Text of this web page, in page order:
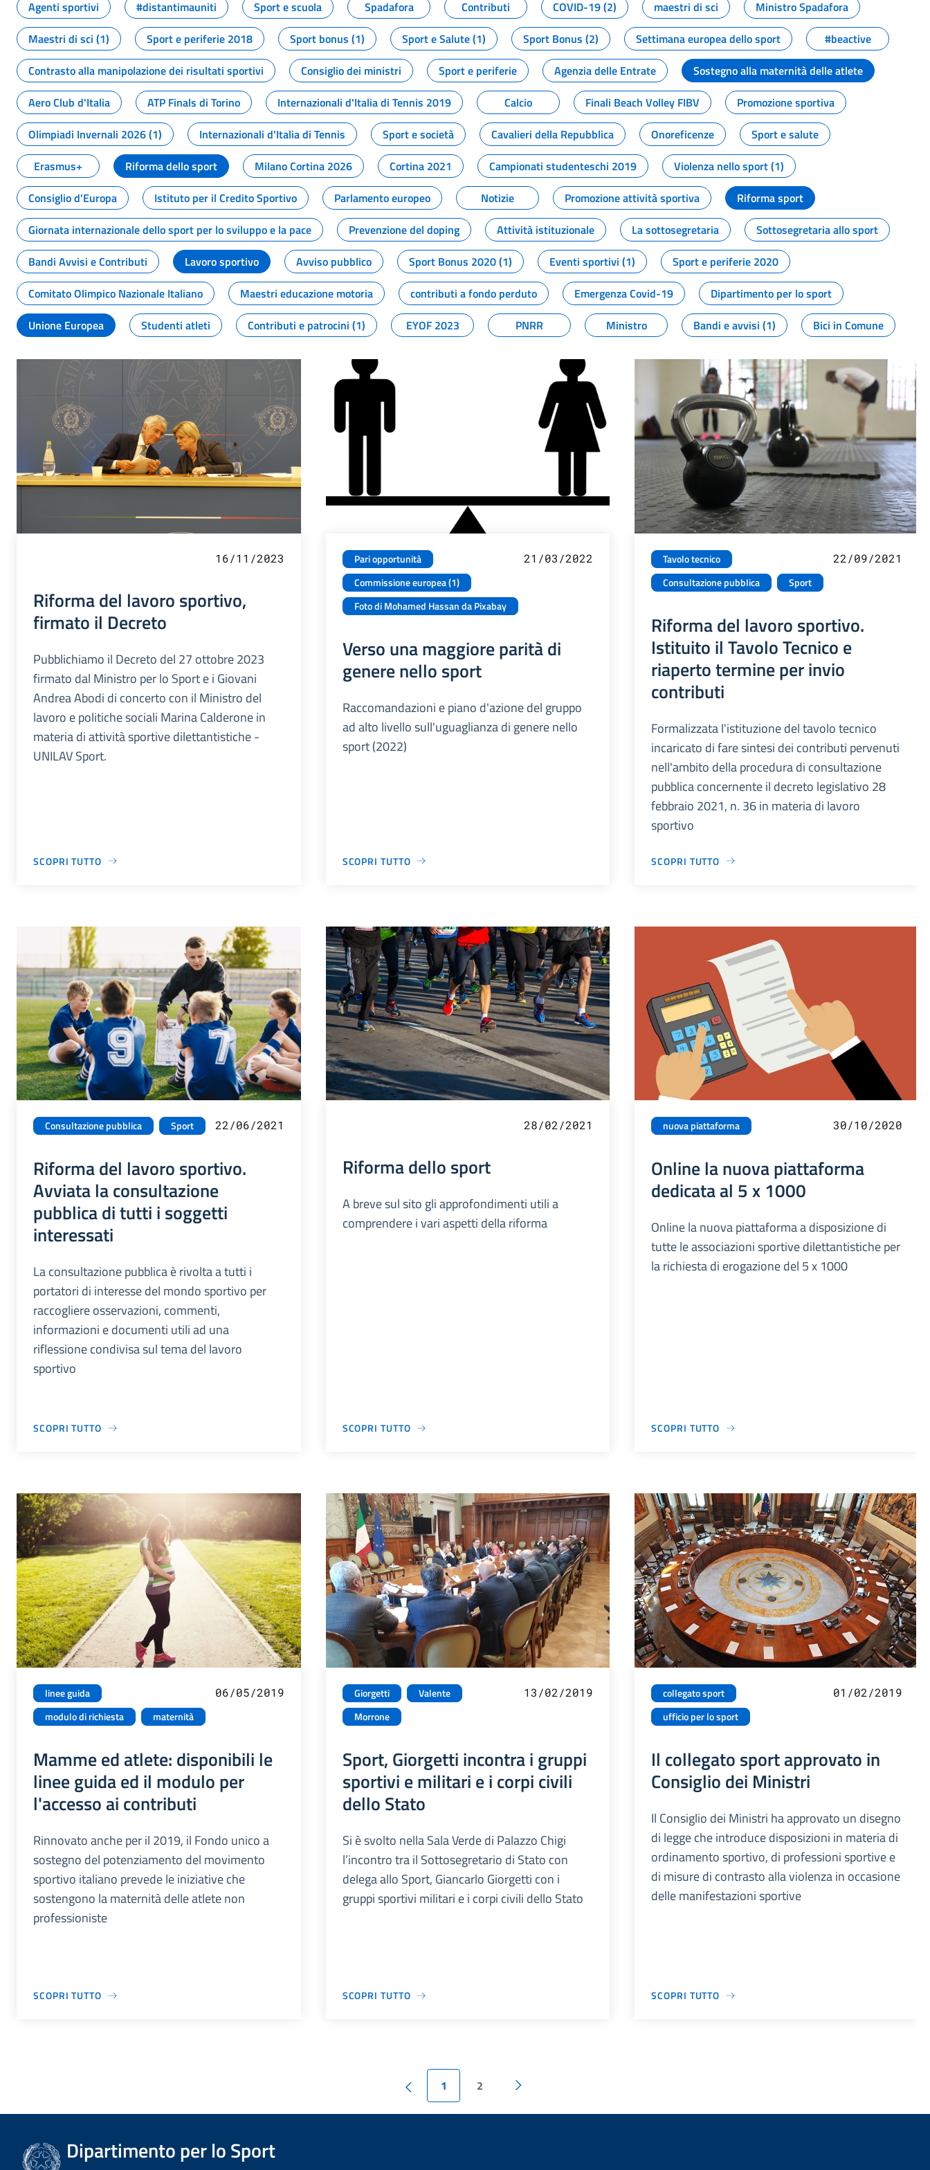
Agenti sportivi
#distantimauniti Sport e scuola Spadafora Contributi COVID-19 (2) maestri di sci
Ministro Spadafora
Maestri di sci (1)
Sport e periferie 2018 Sport bonus (1) Sport e Salute (1) Sport Bonus (2) Settimana europea dello sport
#beactive
Contrasto alla manipolazione dei risultati sportivi
Consiglio dei ministri Sport e periferie Agenzia delle Entrate
Sostegno alla maternità delle atlete
Aero Club d'Italia
ATP Finals di Torino Internazionali d'Italia di Tennis 2019 Calcio Finali Beach Volley FIBV
Promozione sportiva
Olimpiadi Invernali 2026 (1)
Internazionali d'Italia di Tennis Sport e società Cavalieri della Repubblica Onoreficenze
Sport e salute
Erasmus+
Riforma dello sport Milano Cortina 2026 Cortina 2021 Campionati studenteschi 2019
Violenza nello sport (1)
Consiglio d'Europa
Istituto per il Credito Sportivo Parlamento europeo Notizie Promozione attività sportiva
Riforma sport
Giornata internazionale dello sport per lo sviluppo e la pace
Prevenzione del doping Attività istituzionale La sottosegretaria
Sottosegretaria allo sport
Bandi Avvisi e Contributi
Lavoro sportivo Avviso pubblico Sport Bonus 2020 (1) Eventi sportivi (1)
Sport e periferie 2020
Comitato Olimpico Nazionale Italiano
Maestri educazione motoria contributi a fondo perduto Emergenza Covid-19
Dipartimento per lo sport
Unione Europea
Studenti atleti Contributi e patrocini (1) EYOF 2023 PNRR Ministro Bandi e avvisi (1) Bici in Comune
16/11/2023
Riforma del lavoro sportivo,
firmato il Decreto
Pubblichiamo il Decreto del 27 ottobre 2023
firmato dal Ministro per lo Sport e i Giovani
Andrea Abodi di concerto con il Ministro del
lavoro e politiche sociali Marina Calderone in
materia di attività sportive dilettantistiche -
UNILAV Sport.
SCOPRI TUTTO
Pari opportunità
Commissione europea (1)
Foto di Mohamed Hassan da Pixabay
21/03/2022
Verso una maggiore parità di
genere nello sport
Raccomandazioni e piano d'azione del gruppo
ad alto livello sull'uguaglianza di genere nello
sport (2022)
SCOPRI TUTTO
Tavolo tecnico
Consultazione pubblica
Sport
22/09/2021
Riforma del lavoro sportivo.
Istituito il Tavolo Tecnico e
riaperto termine per invio
contributi
Formalizzata l'istituzione del tavolo tecnico
incaricato di fare sintesi dei contributi pervenuti
nell'ambito della procedura di consultazione
pubblica concernente il decreto legislativo 28
febbraio 2021, n. 36 in materia di lavoro
sportivo
SCOPRI TUTTO
Consultazione pubblica Sport 22/06/2021
Riforma del lavoro sportivo.
Avviata la consultazione
pubblica di tutti i soggetti
interessati
La consultazione pubblica è rivolta a tutti i
portatori di interesse del mondo sportivo per
raccogliere osservazioni, commenti,
informazioni e documenti utili ad una
riflessione condivisa sul tema del lavoro
sportivo
SCOPRI TUTTO
28/02/2021
Riforma dello sport
A breve sul sito gli approfondimenti utili a
comprendere i vari aspetti della riforma
SCOPRI TUTTO
nuova piattaforma 30/10/2020
Online la nuova piattaforma
dedicata al 5 x 1000
Online la nuova piattaforma a disposizione di
tutte le associazioni sportive dilettantistiche per
la richiesta di erogazione del 5 x 1000
SCOPRI TUTTO
linee guida
modulo di richiesta
maternità
06/05/2019
Mamme ed atlete: disponibili le
linee guida ed il modulo per
l'accesso ai contributi
Rinnovato anche per il 2019, il Fondo unico a
sostegno del potenziamento del movimento
sportivo italiano prevede le iniziative che
sostengono la maternità delle atlete non
professioniste
SCOPRI TUTTO
Giorgetti
Valente
Morrone
13/02/2019
Sport, Giorgetti incontra i gruppi
sportivi e militari e i corpi civili
dello Stato
Si è svolto nella Sala Verde di Palazzo Chigi
l’incontro tra il Sottosegretario di Stato con
delega allo Sport, Giancarlo Giorgetti con i
gruppi sportivi militari e i corpi civili dello Stato
SCOPRI TUTTO
collegato sport
ufficio per lo sport
01/02/2019
Il collegato sport approvato in
Consiglio dei Ministri
Il Consiglio dei Ministri ha approvato un disegno
di legge che introduce disposizioni in materia di
ordinamento sportivo, di professioni sportive e
di misure di contrasto alla violenza in occasione
delle manifestazioni sportive
SCOPRI TUTTO
1 2
Dipartimento per lo Sport